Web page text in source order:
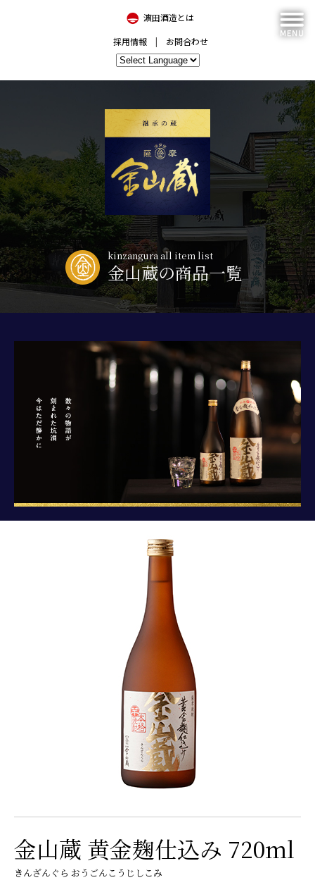
濵田酒造とは
採用情報 お問合わせ
kinzangura all item list
金山蔵の商品一覧
金山蔵 黄金麹仕込み 720ml
きんざんぐら おうごんこうじしこみ